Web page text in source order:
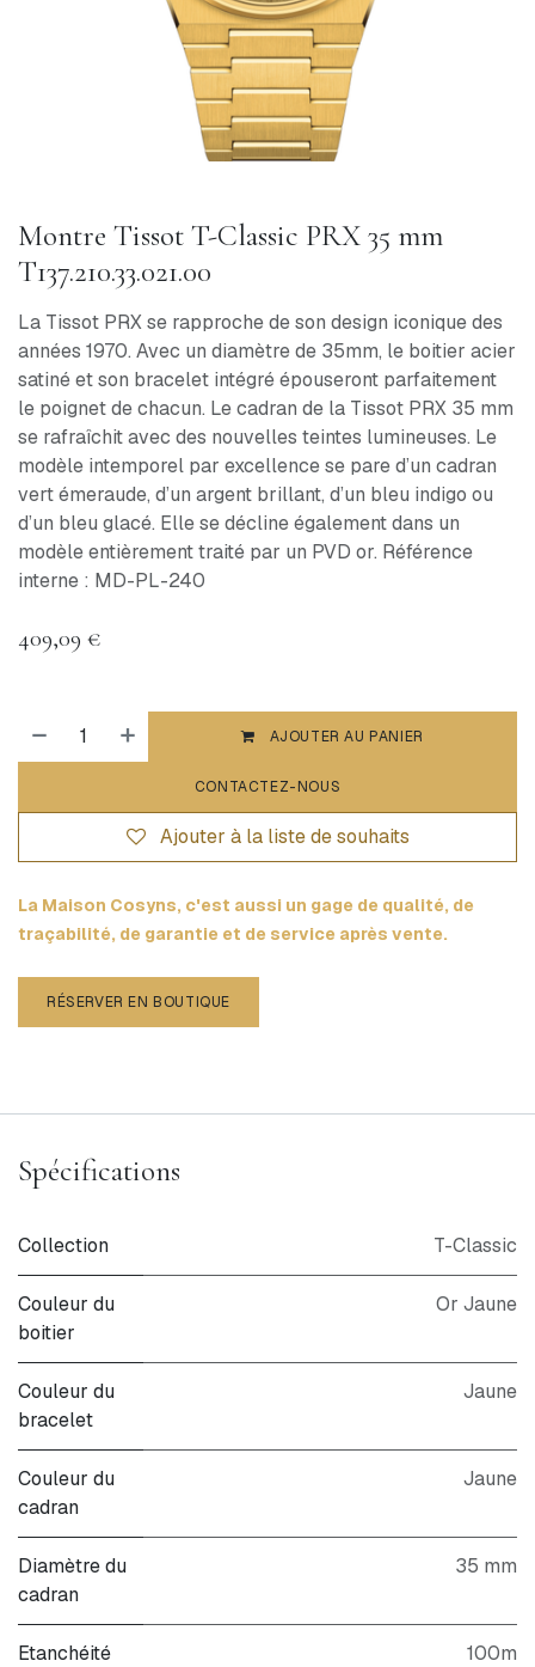
Montre Tissot T-Classic PRX 35 mm
T137.210.33.021.00
La Tissot PRX se rapproche de son design iconique des
années 1970. Avec un diamètre de 35mm, le boitier acier
satiné et son bracelet intégré épouseront parfaitement
le poignet de chacun. Le cadran de la Tissot PRX 35 mm
se rafraîchit avec des nouvelles teintes lumineuses. Le
modèle intemporel par excellence se pare d’un cadran
vert émeraude, d’un argent brillant, d’un bleu indigo ou
d’un bleu glacé. Elle se décline également dans un
modèle entièrement traité par un PVD or. Référence
interne : MD-PL-240
409,09 €
AJOUTER AU PANIER
CONTACTEZ-NOUS
Ajouter à la liste de souhaits
La Maison Cosyns, c'est aussi un gage de qualité, de
traçabilité, de garantie et de service après vente.
RÉSERVER EN BOUTIQUE
Spécifications
Collection T-Classic
Couleur du
boitier
Or Jaune
Couleur du
bracelet
Jaune
Couleur du
cadran
Jaune
Diamètre du
cadran
35 mm
Etanchéité 100m